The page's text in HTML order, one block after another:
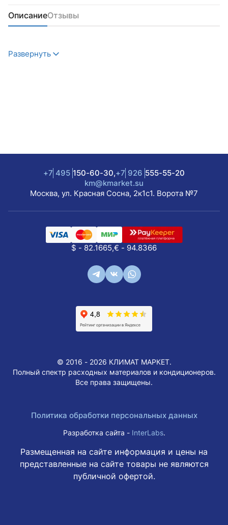
ОписаниеОтзывы
Развернуть
+7 495 150-60-30,+7 926 555-55-20
km@kmarket.su
Москва, ул. Красная Сосна, 2к1с1. Ворота №7
$ - 82.1665,€ - 94.8366
© 2016 - 2026 КЛИМАТ МАРКЕТ.
Полный спектр расходных материалов и кондиционеров.
Все права защищены.
Политика обработки персональных данных
Разработка сайта - InterLabs.
Размещенная на сайте информация и цены на
представленные на сайте товары не являются
публичной офертой.